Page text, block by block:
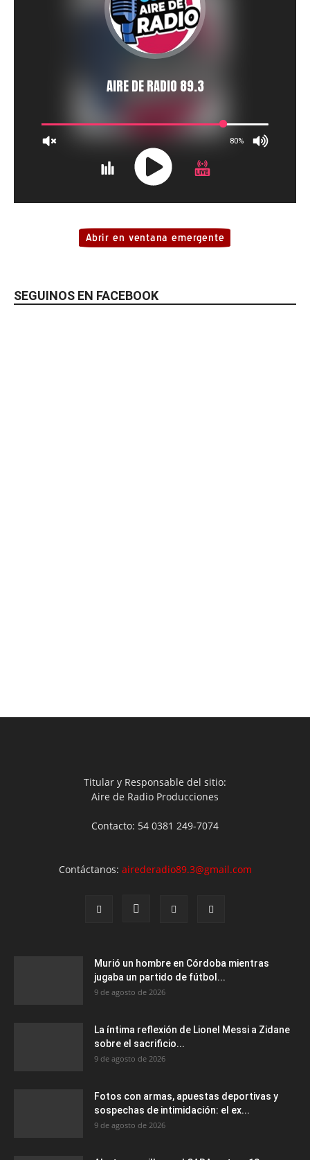
SEGUINOS EN FACEBOOK
Titular y Responsable del sitio:
Aire de Radio Producciones
Contacto: 54 0381 249-7074
Contáctanos: airederadio89.3@gmail.com
Murió un hombre en Córdoba mientras
jugaba un partido de fútbol...
9 de agosto de 2026
La íntima reflexión de Lionel Messi a Zidane
sobre el sacrificio...
9 de agosto de 2026
Fotos con armas, apuestas deportivas y
sospechas de intimidación: el ex...
9 de agosto de 2026